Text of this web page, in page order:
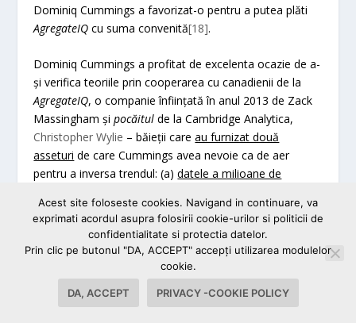
Dominiq Cummings a favorizat-o pentru a putea plăti
AgregateIQ cu suma convenită[18].
Dominiq Cummings a profitat de excelenta ocazie de a-
și verifica teoriile prin cooperarea cu canadienii de la
AgregateIQ, o companie înființată în anul 2013 de Zack
Massingham șipocăitul de la Cambridge Analytica,
Christopher Wylie – băieții careau furnizat două
asseturi de care Cummings avea nevoie ca de aer
pentru a inversa trendul: (a)datele a milioane de
ținti pe cei vulnerabili cu mesajelefakecare să-i
determine să participe la vot și să voteze LEAVE
Să nu ne înșelăm: acele ”date ale milioane de alegători”
au fost obținute prin atacuri cibernetice (inginerie
socială), folosind diverse scheme de inginerie socială,
Acest site foloseste cookies. Navigand in continuare, va
exprimati acordul asupra folosirii cookie-urilor si politicii de
confidentialitate si protectia datelor.
Prin clic pe butonul "DA, ACCEPT" accepţi utilizarea modulelor
cookie.
DA, ACCEPT PRIVACY -COOKIE POLICY